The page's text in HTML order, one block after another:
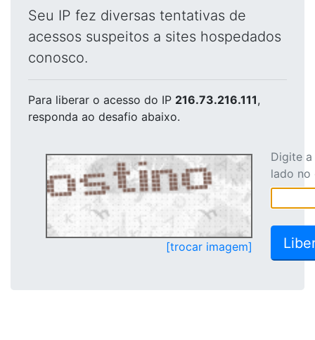
Seu IP fez diversas tentativas de
acessos suspeitos a sites hospedados
conosco.
Para liberar o acesso do IP 216.73.216.111,
responda ao desafio abaixo.
[trocar imagem]
Digite
lado no